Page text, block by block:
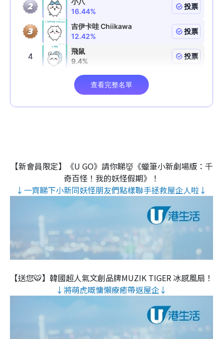
【新會員限定】《U GO》請你睇👹《蠟筆小新劇場版：千
奇百怪！我的妖怪假期》！
↓一齊睇下小新同妖怪朋友們點樣聯手拯救屋企人啦↓
【送您🐯】韓國超人氣文創品牌MUZIK TIGER 冰感風扇！
↓將萌虎嘅慵懶療癒帶返屋企↓